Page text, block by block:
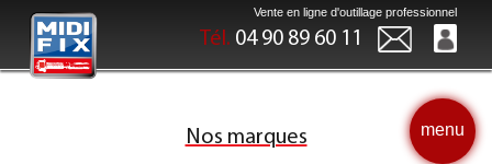
Vente en ligne d'outillage professionnel
Tél. 04 90 89 60 11
menu
Nos marques